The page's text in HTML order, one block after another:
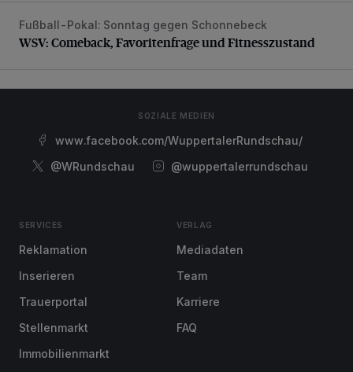
WSV: Comeback, Favoritenfrage und Fitnesszustand
Fußball-Pokal: Sonntag gegen Schonnebeck
WSV: Comeback, Favoritenfrage und Fitnesszustand
SOZIALE MEDIEN
www.facebook.com/WuppertalerRundschau/
@WRundschau
@wuppertalerrundschau
SERVICES
Reklamation
Inserieren
Trauerportal
Stellenmarkt
Immobilienmarkt
VERLAG
Mediadaten
Team
Karriere
FAQ